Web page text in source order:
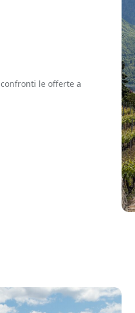
confronti le offerte a